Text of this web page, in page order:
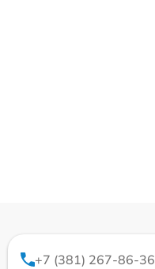
+7 (381) 267-86-36